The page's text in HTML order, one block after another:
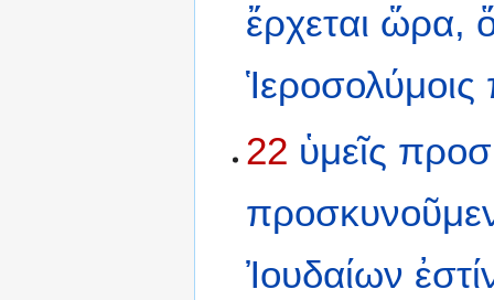
ἔρχεται ὥρα,
Ἱεροσολύμοις
22 ὑμεῖς
Ἰουδαίων